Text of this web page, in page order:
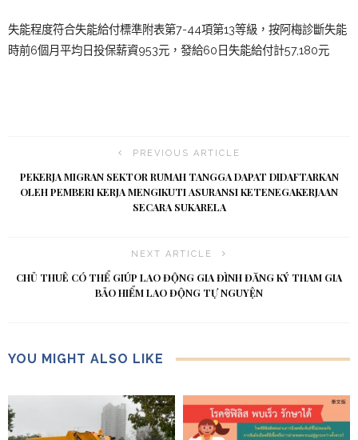
失能程度符合失能給付標準附表第7-44項第13等級，按阿梅診斷失能
時前6個月平均日投保薪資953元，發給60日失能給付計57,180元
PREVIOUS ARTICLE
PEKERJA MIGRAN SEKTOR RUMAH TANGGA DAPAT DIDAFTARKAN
OLEH PEMBERI KERJA MENGIKUTI ASURANSI KETENEGAKERJAAN
SECARA SUKARELA
NEXT ARTICLE
CHỦ THUÊ CÓ THỂ GIÚP LAO ĐỘNG GIA ĐÌNH ĐĂNG KÝ THAM GIA
BẢO HIỂM LAO ĐỘNG TỰ NGUYỆN
YOU MIGHT ALSO LIKE